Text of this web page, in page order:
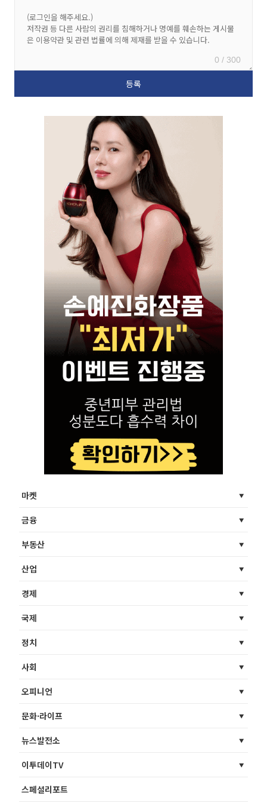
0 / 300
마켓
금융
부동산
산업
경제
국제
정치
사회
오피니언
문화·라이프
뉴스발전소
이투데이TV
스페셜리포트